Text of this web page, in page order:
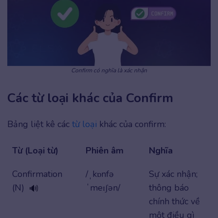
Confirm có nghĩa là xác nhận
Các từ loại khác của Confirm
Bảng liệt kê các từ loại khác của confirm:
Từ (Loại từ) Phiên âm
Nghĩa
Confirmation
(N) 🔊
/ˌkɒnfə
ˈmeɪʃən/
Sự xác nhận;
thông báo
chính thức về
một điều gì